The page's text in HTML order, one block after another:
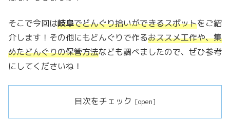
そこで今回は岐阜でどんぐり拾いができるスポットをご紹
介します！その他にもどんぐりで作るおススメ工作や、集
めたどんぐりの保管方法なども調べましたので、ぜひ参考
にしてくださいね！
目次をチェック